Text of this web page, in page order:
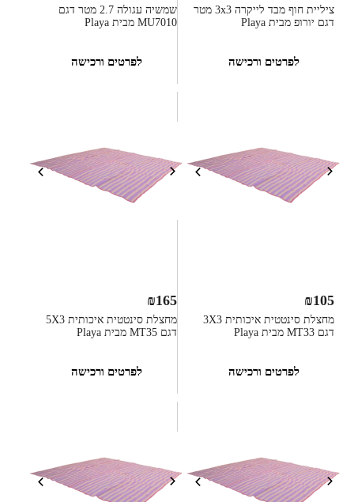
ציליית חוף מבד לייקרה 3x3 מטר
דגם יורופ מבית Playa
לפרטים ורכישה
שמשיה עגולה 2.7 מטר דגם
MU7010 מבית Playa
לפרטים ורכישה
מחצלת סינטטית איכותית 3X3
דגם MT33 מבית Playa
₪105
לפרטים ורכישה
מחצלת סינטטית איכותית 5X3
דגם MT35 מבית Playa
₪165
לפרטים ורכישה